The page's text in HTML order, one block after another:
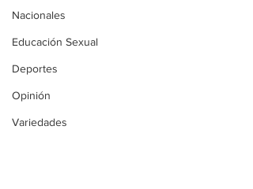
Nacionales
Educación Sexual
Deportes
Opinión
Variedades